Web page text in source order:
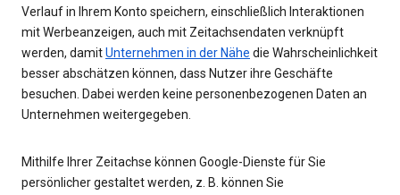
Verlauf in Ihrem Konto speichern, einschließlich Interaktionen
mit Werbeanzeigen, auch mit Zeitachsendaten verknüpft
werden, damitUnternehmen in der Nähe die Wahrscheinlichkeit
besser abschätzen können, dass Nutzer ihre Geschäfte
besuchen. Dabei werden keine personenbezogenen Daten an
Unternehmen weitergegeben.
Mithilfe Ihrer Zeitachse können Google-Dienste für Sie
persönlicher gestaltet werden, z. B. können Sie